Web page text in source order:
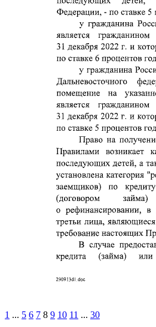
1 ... 5 6 7 8 9 10 11 ... 30